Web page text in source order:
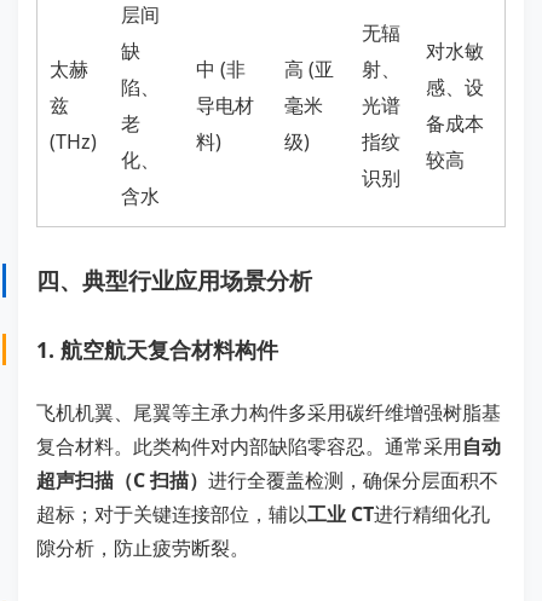
太赫
兹
(THz)
层间
缺
陷、
老
化、
含水
中 (非
导电材
料)
高 (亚
毫米
级)
无辐
射、
光谱
指纹
识别
对水敏
感、设
备成本
较高
四、典型行业应用场景分析
1. 航空航天复合材料构件
飞机机翼、尾翼等主承力构件多采用碳纤维增强树脂基
复合材料。此类构件对内部缺陷零容忍。通常采用自动
超声扫描（C 扫描） 进行全覆盖检测，确保分层面积不
超标；对于关键连接部位，辅以工业 CT进行精细化孔
隙分析，防止疲劳断裂。